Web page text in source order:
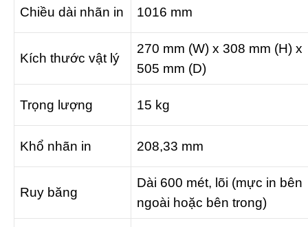
Chiều dài nhãn in 1016 mm
Kích thước vật lý
270 mm (W) x 308 mm (H) x
505 mm (D)
Trọng lượng 15 kg
Khổ nhãn in 208,33 mm
Ruy băng
Dài 600 mét, lõi (mực in bên
ngoài hoặc bên trong)